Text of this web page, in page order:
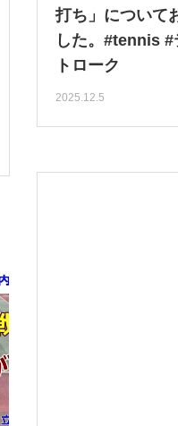
打ち」について
した。#tennis
トローク
2025.12.5